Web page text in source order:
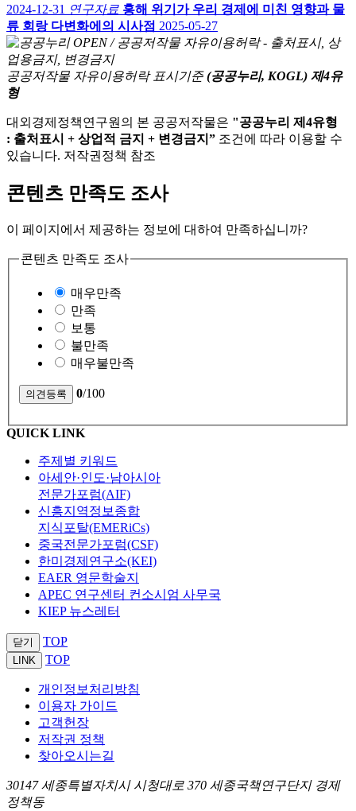
2024-12-31 연구자료 홍해 위기가 우리 경제에 미친 영향과 물
류 회랑 다변화에의 시사점 2025-05-27
공공저작물 자유이용허락 표시기준 (공공누리, KOGL) 제4유
형
대외경제정책연구원의 본 공공저작물은 "공공누리 제4유형
: 출처표시 + 상업적 금지 + 변경금지” 조건에 따라 이용할 수
있습니다. 저작권정책 참조
콘텐츠 만족도 조사
이 페이지에서 제공하는 정보에 대하여 만족하십니까?
콘텐츠 만족도 조사
매우만족
만족
보통
불만족
매우불만족
0/100
QUICK LINK
주제별 키워드
아세안·인도·남아시아
전문가포럼(AIF)
신흥지역정보종합
지식포탈(EMERiCs)
중국전문가포럼(CSF)
한미경제연구소(KEI)
EAER 영문학술지
APEC 연구센터 컨소시엄 사무국
KIEP 뉴스레터
닫기 TOP
LINK TOP
개인정보처리방침
이용자 가이드
고객헌장
저작권 정책
찾아오시는길
30147 세종특별자치시 시청대로 370 세종국책연구단지 경제
정책동